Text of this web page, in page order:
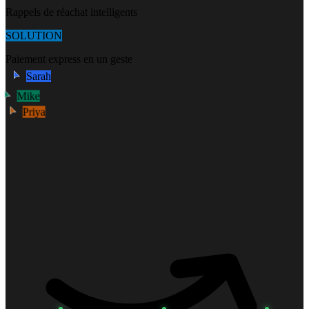
Rappels de réachat intelligents
SOLUTION
Paiement express en un geste
Sarah
Mike
Priya